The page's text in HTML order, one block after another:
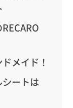
メイド！
ートは